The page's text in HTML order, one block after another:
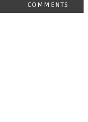
COMMENTS